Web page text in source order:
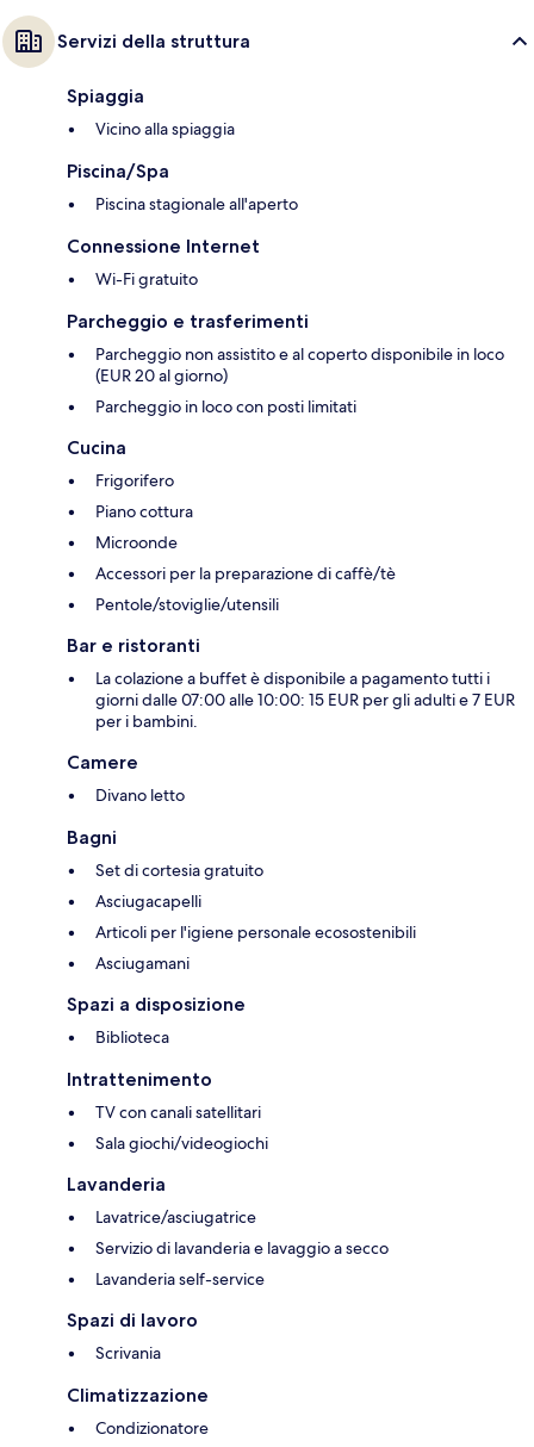
Servizi della struttura
Spiaggia
Vicino alla spiaggia
Piscina/Spa
Piscina stagionale all'aperto
Connessione Internet
Wi-Fi gratuito
Parcheggio e trasferimenti
Parcheggio non assistito e al coperto disponibile in loco
(EUR 20 al giorno)
Parcheggio in loco con posti limitati
Cucina
Frigorifero
Piano cottura
Microonde
Accessori per la preparazione di caffè/tè
Pentole/stoviglie/utensili
Bar e ristoranti
La colazione a buffet è disponibile a pagamento tutti i
giorni dalle 07:00 alle 10:00: 15 EUR per gli adulti e 7 EUR
per i bambini.
Camere
Divano letto
Bagni
Set di cortesia gratuito
Asciugacapelli
Articoli per l'igiene personale ecosostenibili
Asciugamani
Spazi a disposizione
Biblioteca
Intrattenimento
TV con canali satellitari
Sala giochi/videogiochi
Lavanderia
Lavatrice/asciugatrice
Servizio di lavanderia e lavaggio a secco
Lavanderia self-service
Spazi di lavoro
Scrivania
Climatizzazione
Condizionatore